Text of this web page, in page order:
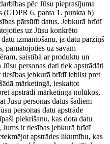
pēc Jūsu pieprasījuma
(GDPR 6. panta 1. punkta b)
pārsūtīt datus. Jebkurā brīdī
uz Jūsu konkrēto
izmantošanu, ja datu pārziņš
pamatojoties uz savām
saistībā ar produktu un
personas dati tiek apstrādāti
jebkurā brīdī iebilst pret
mārketingā, ieskaitot
apstrādi mārketinga nolūkos,
Jūsu personas datus šādiem
personas datu apstrāde
piekrišanu, kas dota datu
ir tiesības jebkurā brīdī
apstrādes likumību, kas